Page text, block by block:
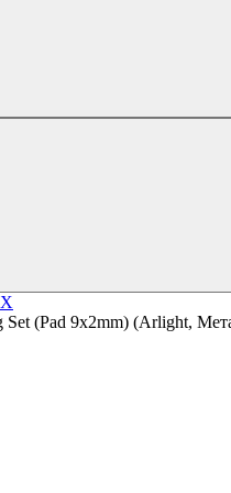
(Pad 9x2mm) (Arlight,